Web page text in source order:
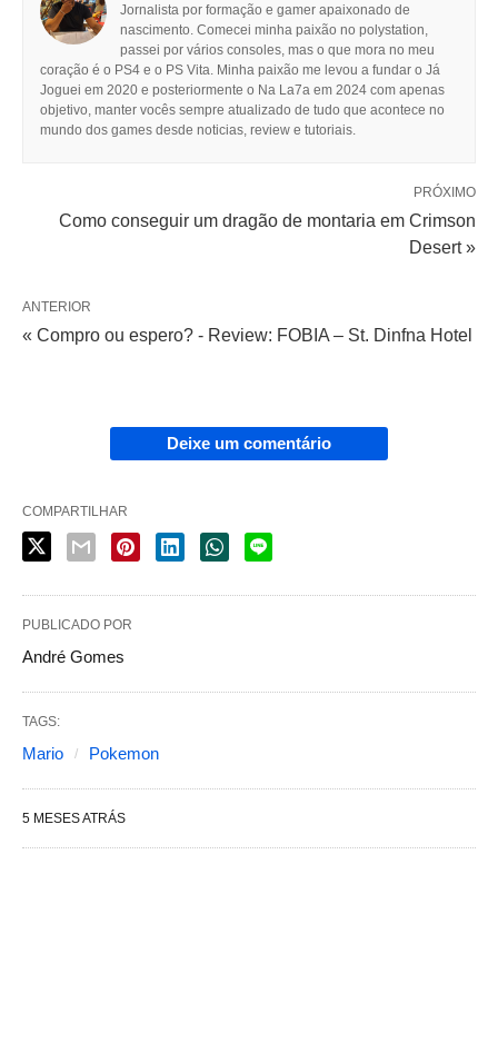
Jornalista por formação e gamer apaixonado de
nascimento. Comecei minha paixão no polystation,
passei por vários consoles, mas o que mora no meu
coração é o PS4 e o PS Vita. Minha paixão me levou a fundar o Já
Joguei em 2020 e posteriormente o Na La7a em 2024 com apenas
objetivo, manter vocês sempre atualizado de tudo que acontece no
mundo dos games desde noticias, review e tutoriais.
PRÓXIMO
Como conseguir um dragão de montaria em Crimson
Desert »
ANTERIOR
« Compro ou espero? - Review: FOBIA – St. Dinfna Hotel
Deixe um comentário
COMPARTILHAR
PUBLICADO POR
André Gomes
TAGS:
Mario Pokemon
5 MESES ATRÁS